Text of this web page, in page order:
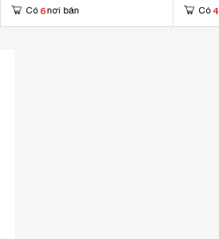
Có 6 nơi bán Có 4